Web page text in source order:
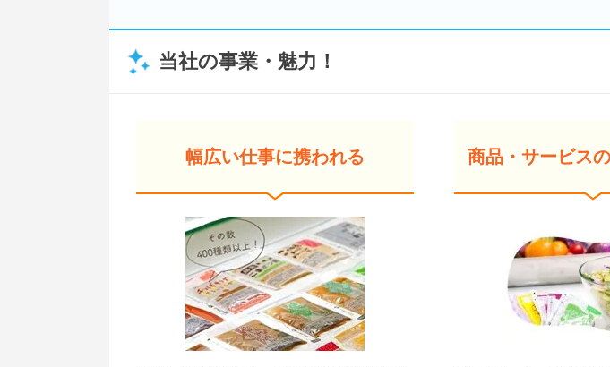
当社の事業・魅力！
幅広い仕事に携われる 商品・サービス